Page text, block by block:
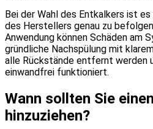
Bei der Wahl des Entkalkers ist
des Herstellers genau zu
Anwendung können Schäden am
gründliche Nachspülung mit
alle Rückstände entfernt werden
einwandfrei funktioniert.
Wann sollten Sie
hinzuziehen?